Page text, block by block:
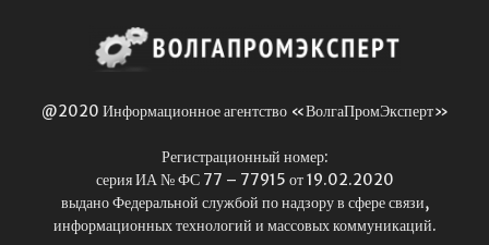
@2020 Информационное агентство «ВолгаПромЭксперт»
Регистрационный номер:
серия ИА № ФС 77 – 77915 от 19.02.2020
выдано Федеральной службой по надзору в сфере связи,
информационных технологий и массовых коммуникаций.